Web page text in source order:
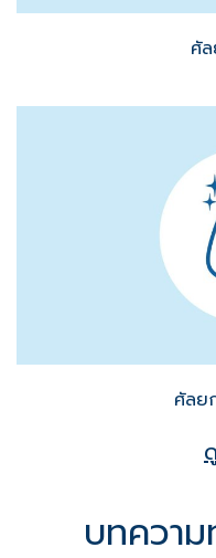
ศั
ศัลย
บทควา